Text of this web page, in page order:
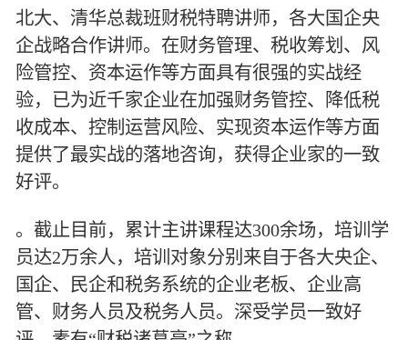
北大、清华总裁班财税特聘讲师，各大国企央
企战略合作讲师。在财务管理、税收筹划、风
险管控、资本运作等方面具有很强的实战经
验，已为近千家企业在加强财务管控、降低税
收成本、控制运营风险、实现资本运作等方面
提供了最实战的落地咨询，获得企业家的一致
好评。
。截止目前，累计主讲课程达300余场，培训学
员达2万余人，培训对象分别来自于各大央企、
国企、民企和税务系统的企业老板、企业高
管、财务人员及税务人员。深受学员一致好